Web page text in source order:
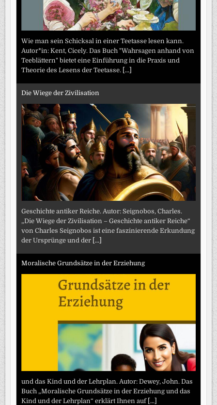
Wie man sein Schicksal in einer Teetasse lesen kann.
Autor*in: Kent, Cicely. Das Buch "Wahrsagen anhand von
Teeblättern" bietet eine Einführung in die Praxis und
Theorie des Lesens der Teetasse. [...]
Die Wiege der Zivilisation
Geschichte antiker Reiche. Autor: Seignobos, Charles.
„Die Wiege der Zivilisation – Geschichte antiker Reiche“
von Charles Seignobos ist eine faszinierende Erkundung
der Ursprünge und der [...]
Moralische Grundsätze in der Erziehung
und das Kind und der Lehrplan. Autor: Dewey, John. Das
Buch „Moralische Grundsätze in der Erziehung und das
Kind und der Lehrplan“ erklärt Ihnen auf [...]